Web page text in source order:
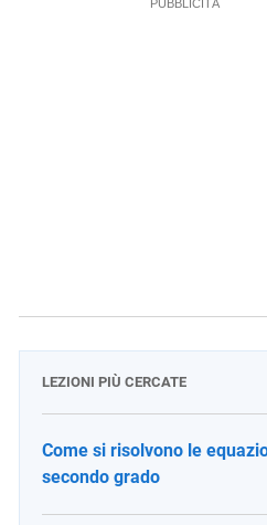
LEZIONI PIÙ CERCATE
Come si risolvono le
secondo grado